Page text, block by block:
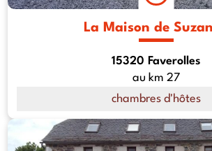
La Maison de
15320 Faverolles
au km 27
chambres d'hôtes